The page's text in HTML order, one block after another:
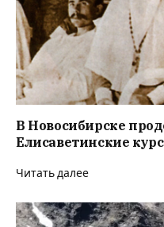
В Новосибирске
Елисаветинские
Читать далее